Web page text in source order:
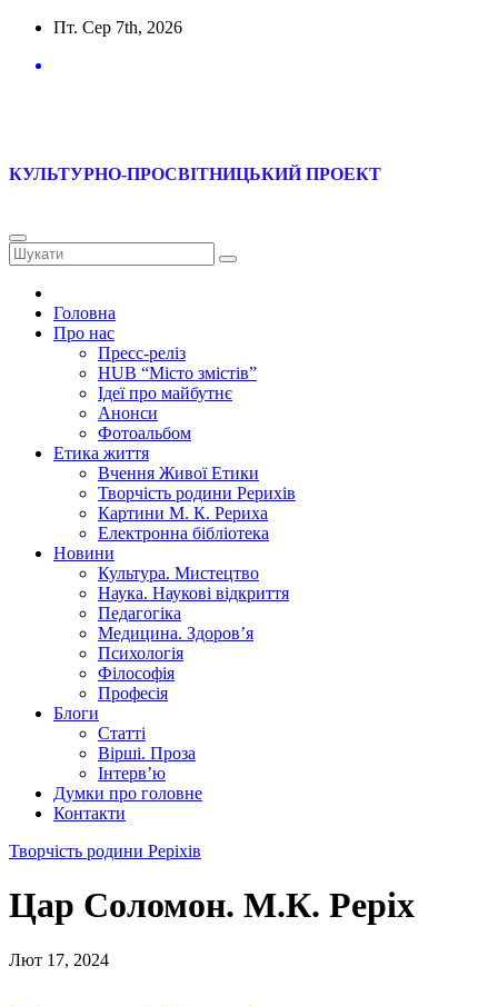
Перейти
вмісту
Пт. Сер 7th, 2026
КУЛЬТУРНО-ПРОСВІТНИЦЬКИЙ ПРОЕКТ
Головна
Про нас
Пресс-реліз
HUB “Місто змістів”
Ідеї про майбутнє
Анонси
Фотоальбом
Етика життя
Вчення Живої Етики
Творчість родини Рерихів
Картини М. К. Рериха
Електронна бібліотека
Новини
Культура. Мистецтво
Наука. Наукові відкриття
Педагогіка
Медицина. Здоров’я
Психологія
Філософія
Професія
Блоги
Статті
Вірші. Проза
Інтерв’ю
Думки про головне
Контакти
Творчість родини Реріхів
Цар Соломон. М.К. Реріх
Лют 17, 2024